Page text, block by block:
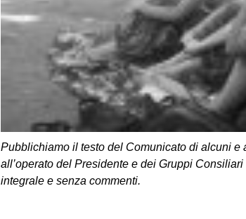
Pubblichiamo il testo del Comunicato di alcuni
all’operato del Presidente e dei Gruppi
integrale e senza commenti.